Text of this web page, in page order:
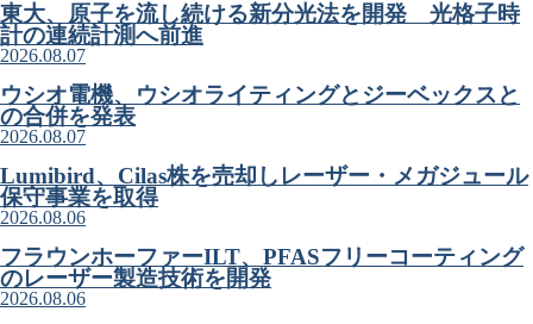
東大、原子を流し続ける新分光法を開発 光格子時
計の連続計測へ前進
2026.08.07
ウシオ電機、ウシオライティングとジーベックスと
の合併を発表
2026.08.07
Lumibird、Cilas株を売却しレーザー・メガジュール
保守事業を取得
2026.08.06
フラウンホーファーILT、PFASフリーコーティング
のレーザー製造技術を開発
2026.08.06